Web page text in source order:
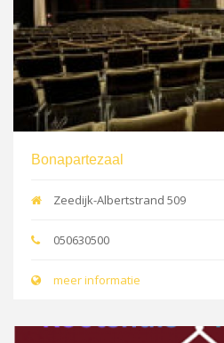
Bonapartezaal
Zeedijk-Albertstrand 509
050630500
meer informatie